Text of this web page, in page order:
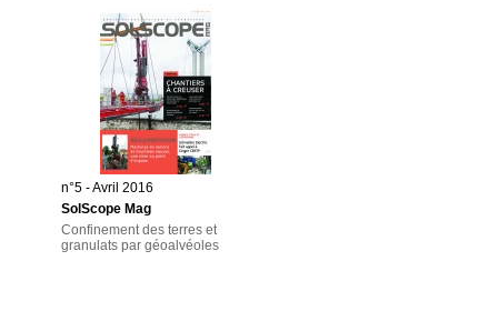
n°5 - Avril 2016
SolScope Mag
Confinement des terres et
granulats par géoalvéoles